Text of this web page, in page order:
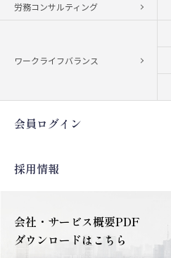
労務コンサルティング
ワークライフバランス
会員ログイン
採用情報
会社・サービス概要PDF
ダウンロードはこちら